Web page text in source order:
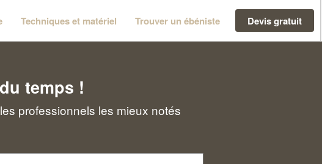
Techniques et matériel Trouver un ébéniste Devis gratuit
temps !
professionnels les mieux notés